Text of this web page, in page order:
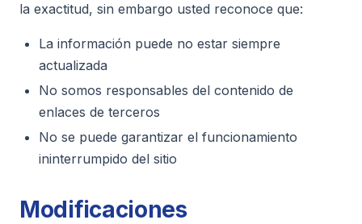
la exactitud, sin embargo usted reconoce que:
La información puede no estar siempre
actualizada
No somos responsables del contenido de
enlaces de terceros
No se puede garantizar el funcionamiento
ininterrumpido del sitio
Modificaciones